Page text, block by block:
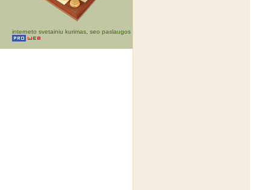
interneto svetainiu kurimas, seo paslaugos